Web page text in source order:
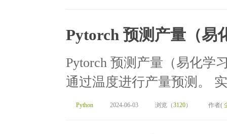
Pytorch 预测产量（易
Pytorch 预测产量（易化学
通过温度进行产量预测。
Python 2024-06-03 浏览（3120） 作者(